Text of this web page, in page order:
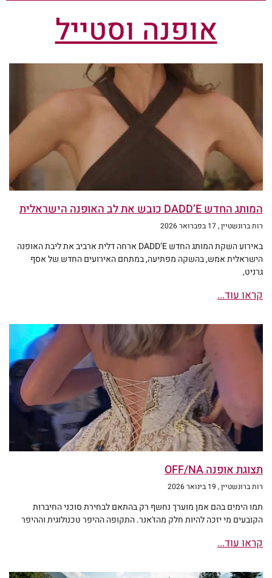
אופנה וסטייל
המותג החדש DADD’E כובש את לב האופנה הישראלית
רות ברונשטיין 17 בפברואר 2026
באירוע השקת המותג החדש DADD’E ארחה דלית ארביב את ליבת האופנה
הישראלית אמש, בהשקה מפתיעה, במתחם האירועים החדש של אסף
גרניט,
קראו עוד...
תצוגת אופנה OFF/NA
רות ברונשטיין 19 בינואר 2026
תמו הימים בהם אמן מוערך נחשף רק בהתאם לבחירת סוכני החיברות
הקובעים מי יזכה להיות חלק מהז'אנר. התקופה ההיפר טכנולוגית וההיפר
קראו עוד...